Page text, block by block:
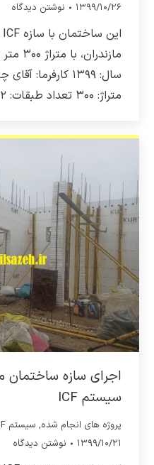
۱۳۹۹/۱۰/۲۶
نوشتن دیدگاه
سال: ۱۳۹۹
متراژ: ۳۰۰ تعداد طبقات: ۲ طبقه پیشرفت: ۵۰%
اجرای سازه ساختمان
سیستم ICF
پروژه های انجام شده, سیستم ICF
۱۳۹۹/۱۰/۲۱
نوشتن دیدگاه